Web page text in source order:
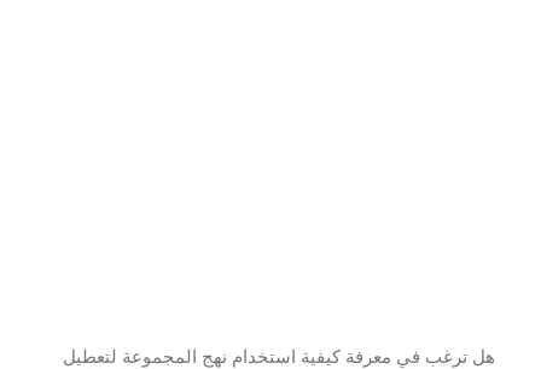
ترغب في معرفة كيفية استخدام نهج المجموعة لتعطيل